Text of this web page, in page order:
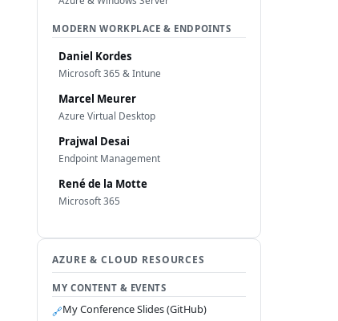
MODERN WORKPLACE & ENDPOINTS
Daniel Kordes
Microsoft 365 & Intune
Marcel Meurer
Azure Virtual Desktop
Prajwal Desai
Endpoint Management
René de la Motte
Microsoft 365
AZURE & CLOUD RESOURCES
MY CONTENT & EVENTS
🔗My Conference Slides (GitHub)